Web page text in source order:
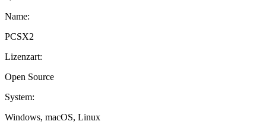
Name:
PCSX2
Lizenzart:
Open Source
System:
Windows, macOS, Linux